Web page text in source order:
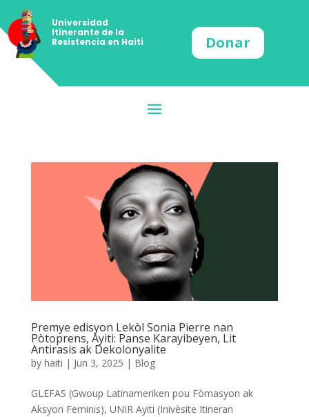
Universidad
Itinerante de la
Resistencia en Haiti
Donar
Premye edisyon Lekòl Sonia Pierre nan
Pòtoprens, Ayiti: Panse Karayibeyen, Lit
Antirasis ak Dekolonyalite
by haiti | Jun 3, 2025 | Blog
GLEFAS (Gwoup Latinameriken pou Fòmasyon ak
Aksyon Feminis), UNIR Ayiti (Inivèsite Itineran